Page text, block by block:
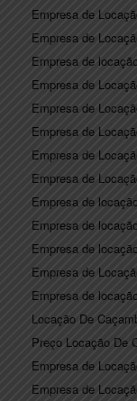
Empresa de
Empresa de
Empresa de
Empresa de
Empresa de
Empresa de
Empresa de
Empresa de
Empresa de
Empresa de
Empresa de
Empresa de
Empresa de
Locação De
Preço Locação De
Empresa de
Empresa de